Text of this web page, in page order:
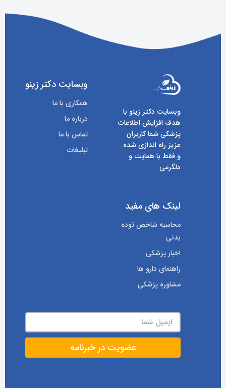
وبسایت دکتر زینو با
هدف افزایش اطلاعات
پزشکی شما کاربران
عزیز راه اندازی شده
و فقط با همایت و
دلگرمی
وبسایت دکتر زینو
همکاری با ما
درباره ما
تماس با ما
تبلیغات
لینک های مفید
محاسبه شاخص توده
بدنی
اخبار پزشکی
راهنمای دارو ها
مشاوره پزشکی